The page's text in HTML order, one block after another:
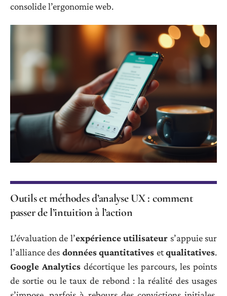
consolide l’ergonomie web.
Outils et méthodes d’analyse UX : comment
passer de l’intuition à l’action
L’évaluation de l’expérience utilisateur s’appuie sur
l’alliance des données quantitatives etqualitatives.
Google Analytics décortique les parcours, les points
de sortie ou le taux de rebond : la réalité des usages